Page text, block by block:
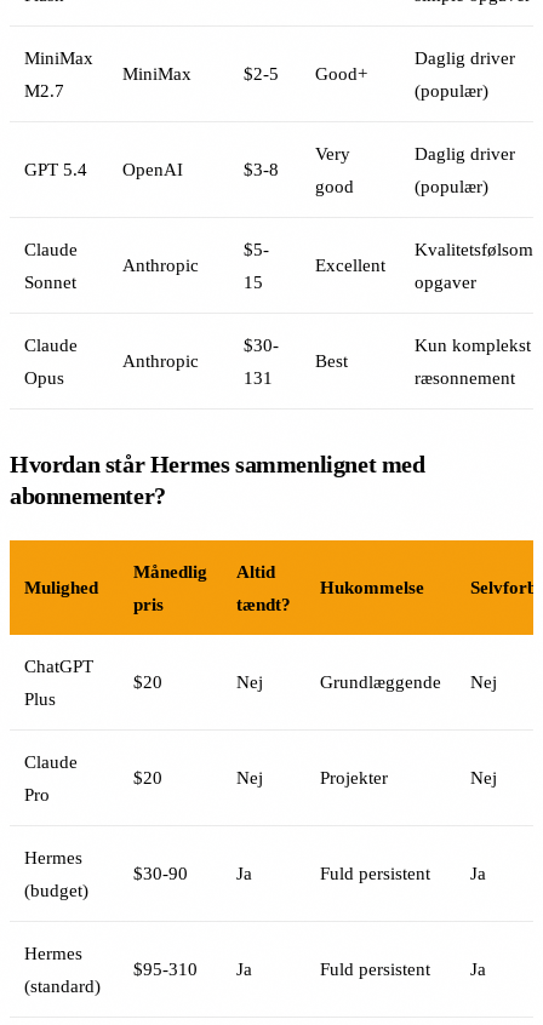
MiniMax
M2.7
MiniMax $2-5 Good+
Daglig driver
(populær)
GPT 5.4 OpenAI $3-8
Very
good
Daglig driver
(populær)
Claude
Sonnet
Anthropic
$5-
15
Excellent
opgaver
Claude
Opus
Anthropic
$30-
131
Best
Kun komplekst
ræsonnement
Hvordan står Hermes sammenlignet med
abonnementer?
Mulighed
Månedlig
pris
Altid
tændt?
Hukommelse
ChatGPT
Plus
$20 Nej Grundlæggende Nej
Claude
Pro
$20 Nej Projekter Nej
Hermes
(budget)
$30-90 Ja Fuld persistent Ja
Hermes
(standard)
$95-310 Ja Fuld persistent Ja